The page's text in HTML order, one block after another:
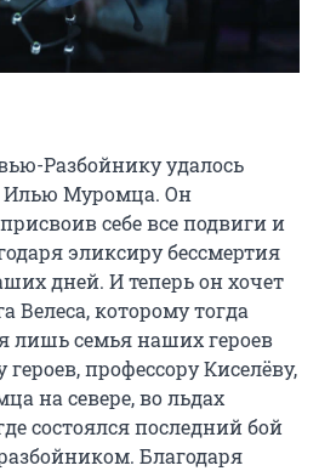
Разбойнику удалось
Илью Муромца. Он
себе все подвиги и
эликсиру бессмертия
дней. И теперь он хочет
Велеса, которому тогда
лишь семья наших героев
героев, профессору Киселёву,
на севере, во льдах
состоялся последний бой
Благодаря